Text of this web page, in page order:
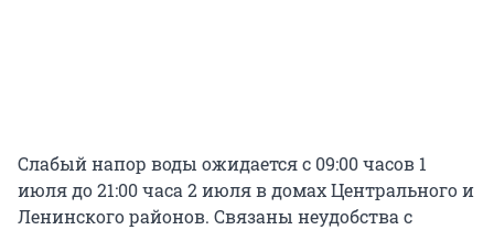
Слабый напор воды ожидается с 09:00 часов 1
июля до 21:00 часа 2 июля в домах Центрального и
Ленинского районов. Связаны неудобства с